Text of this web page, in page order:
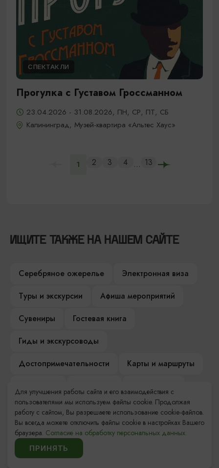
СПЕКТАКЛИ
Прогулка с Густавом Гроссманном
23.04.2026 - 31.08.2026, ПН, СР, ПТ, СБ
Калининград, Музей-квартира «Альтес Хаус»
1 2 3 4 ... 13
ИЩИТЕ ТАКЖЕ НА НАШЕМ САЙТЕ
Серебряное ожерелье
Электронная виза
Туры и экскурсии
Афиша мероприятий
Сувениры
Гостевая книга
Гиды и экскурсоводы
Достопримечательности
Карты и маршруты
Компас Балтийской кухни
Настоящий Калининградец
Музеи
Для улучшения работы сайта и его взаимодействия с
пользователями мы используем файлы cookie. Продолжая
работу с сайтом, Вы разрешаете использование cookie-файлов.
Вы всегда можете отключить файлы cookie в настройках Вашего
браузера. Согласие на обработку персональных данных.
ПРИНЯТЬ